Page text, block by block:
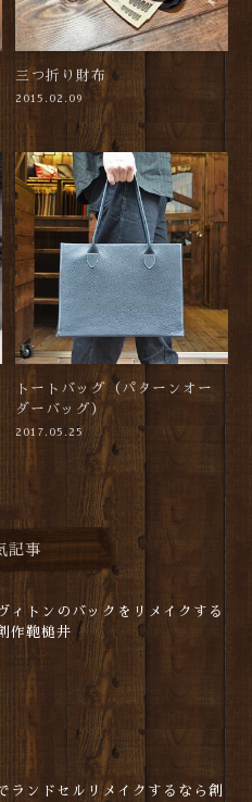
三つ折り財布
2015.02.09
トートバッグ（パターンオー
ダーバッグ）
2017.05.25
記事
ィトンのバックをリメイクする
作鞄槌井
ランドセルリメイクするなら創